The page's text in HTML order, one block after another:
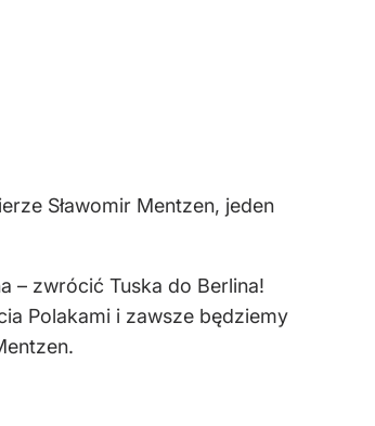
Sławomir Mentzen, jeden
– zwrócić Tuska do Berlina!
Polakami i zawsze będziemy